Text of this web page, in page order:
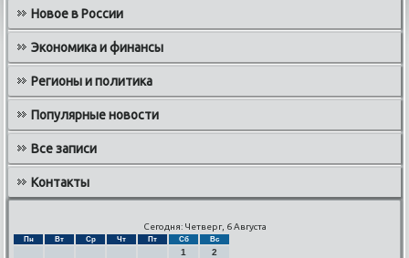
Новое в России
Экономика и финансы
Регионы и политика
Популярные новости
Все записи
Контакты
Сегодня: Четверг, 6 Августа
Пн Вт Ср Чт Пт Сб Вс
1
2